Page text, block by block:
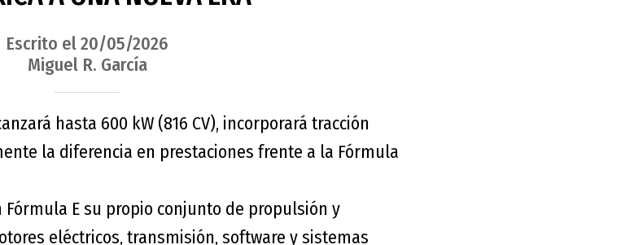
Escrito el 20/05/2026
Miguel R. García
hasta 600 kW (816 CV), incorporará tracción
la diferencia en prestaciones frente a la Fórmula
E su propio conjunto de propulsión y
eléctricos, transmisión, software y sistemas